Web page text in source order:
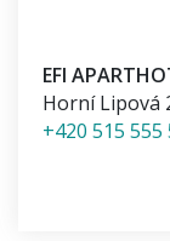
EFI
Horní Lipová
+420 515 555